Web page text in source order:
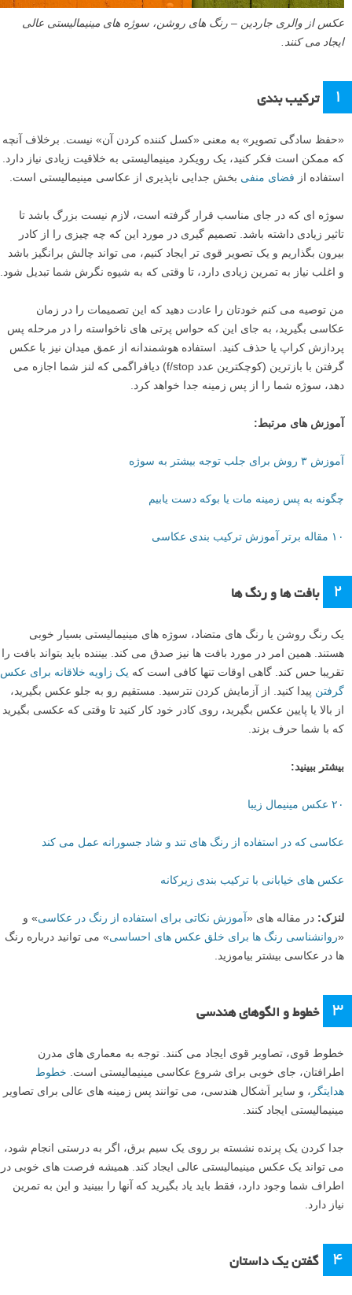
عکس از والری جاردین – رنگ های روشن، سوژه های مینیمالیستی عالی
ایجاد می کنند.
۱ ترکیب بندی
«حفظ سادگی تصویر» به معنی «کسل کننده کردن آن» نیست. برخلاف آنچه
که ممکن است فکر کنید، یک رویکرد مینیمالیستی به خلاقیت زیادی نیاز دارد.
استفاده از فضای منفی بخش جدایی ناپذیری از عکاسی مینیمالیستی است.
سوژه ای که در جای مناسب قرار گرفته است، لازم نیست بزرگ باشد تا
تاثیر زیادی داشته باشد. تصمیم گیری در مورد این که چه چیزی را از کادر
بیرون بگذاریم و یک تصویر قوی تر ایجاد کنیم، می تواند چالش برانگیز باشد
و اغلب نیاز به تمرین زیادی دارد، تا وقتی که به شیوه نگرش شما تبدیل شود.
من توصیه می کنم خودتان را عادت دهید که این تصمیمات را در زمان
عکاسی بگیرید، به جای این که حواس پرتی های ناخواسته را در مرحله پس
پردازش کراپ یا حذف کنید. استفاده هوشمندانه از عمق میدان نیز با عکس
گرفتن با بازترین (کوچکترین عدد f/stop) دیافراگمی که لنز شما اجازه می
دهد، سوژه شما را از پس زمینه جدا خواهد کرد.
آموزش های مرتبط:
آموزش ۳ روش برای جلب توجه بیشتر به سوژه
چگونه به پس زمینه مات یا بوکه دست یابیم
۱۰ مقاله برتر آموزش ترکیب بندی عکاسی
۲ بافت ها و رنگ ها
یک رنگ روشن یا رنگ های متضاد، سوژه های مینیمالیستی بسیار خوبی
هستند. همین امر در مورد بافت ها نیز صدق می کند. بیننده باید بتواند بافت را
تقریبا حس کند. گاهی اوقات تنها کافی است که یک زاویه خلاقانه برای عکس
گرفتن پیدا کنید. از آزمایش کردن نترسید. مستقیم رو به جلو عکس بگیرید،
از بالا یا پایین عکس بگیرید، روی کادر خود کار کنید تا وقتی که عکسی بگیرید
که با شما حرف بزند.
بیشتر ببینید:
۲۰ عکس مینیمال زیبا
عکاسی که در استفاده از رنگ های تند و شاد جسورانه عمل می کند
عکس های خیابانی با ترکیب بندی زیرکانه
لنزک: در مقاله های «آموزش نکاتی برای استفاده از رنگ در عکاسی» و
«روانشناسی رنگ ها برای خلق عکس های احساسی» می توانید درباره رنگ
ها در عکاسی بیشتر بیاموزید.
۳ خطوط و الگوهای هندسی
خطوط قوی، تصاویر قوی ایجاد می کنند. توجه به معماری های مدرن
اطرافتان، جای خوبی برای شروع عکاسی مینیمالیستی است. خطوط
هدایتگر ، و سایر اَشکال هندسی، می توانند پس زمینه های عالی برای تصاویر
مینیمالیستی ایجاد کنند.
جدا کردن یک پرنده نشسته بر روی یک سیم برق، اگر به درستی انجام شود،
می تواند یک عکس مینیمالیستی عالی ایجاد کند. همیشه فرصت های خوبی در
اطراف شما وجود دارد، فقط باید یاد بگیرید که آنها را ببینید و این به تمرین
نیاز دارد.
۴ گفتن یک داستان